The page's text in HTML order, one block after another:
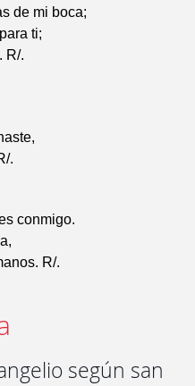
de mi boca;
ti;
R/.
.
conmigo.
R/.
según san